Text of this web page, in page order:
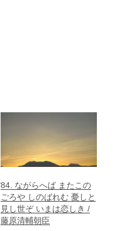
84. ながらへば またこの
ごろや しのばれむ 憂しと
見し世ぞ いまは恋しき /
藤原清輔朝臣